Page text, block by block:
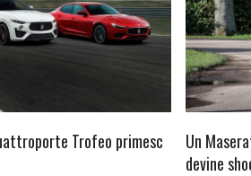
Trofeo primesc
Un
devine